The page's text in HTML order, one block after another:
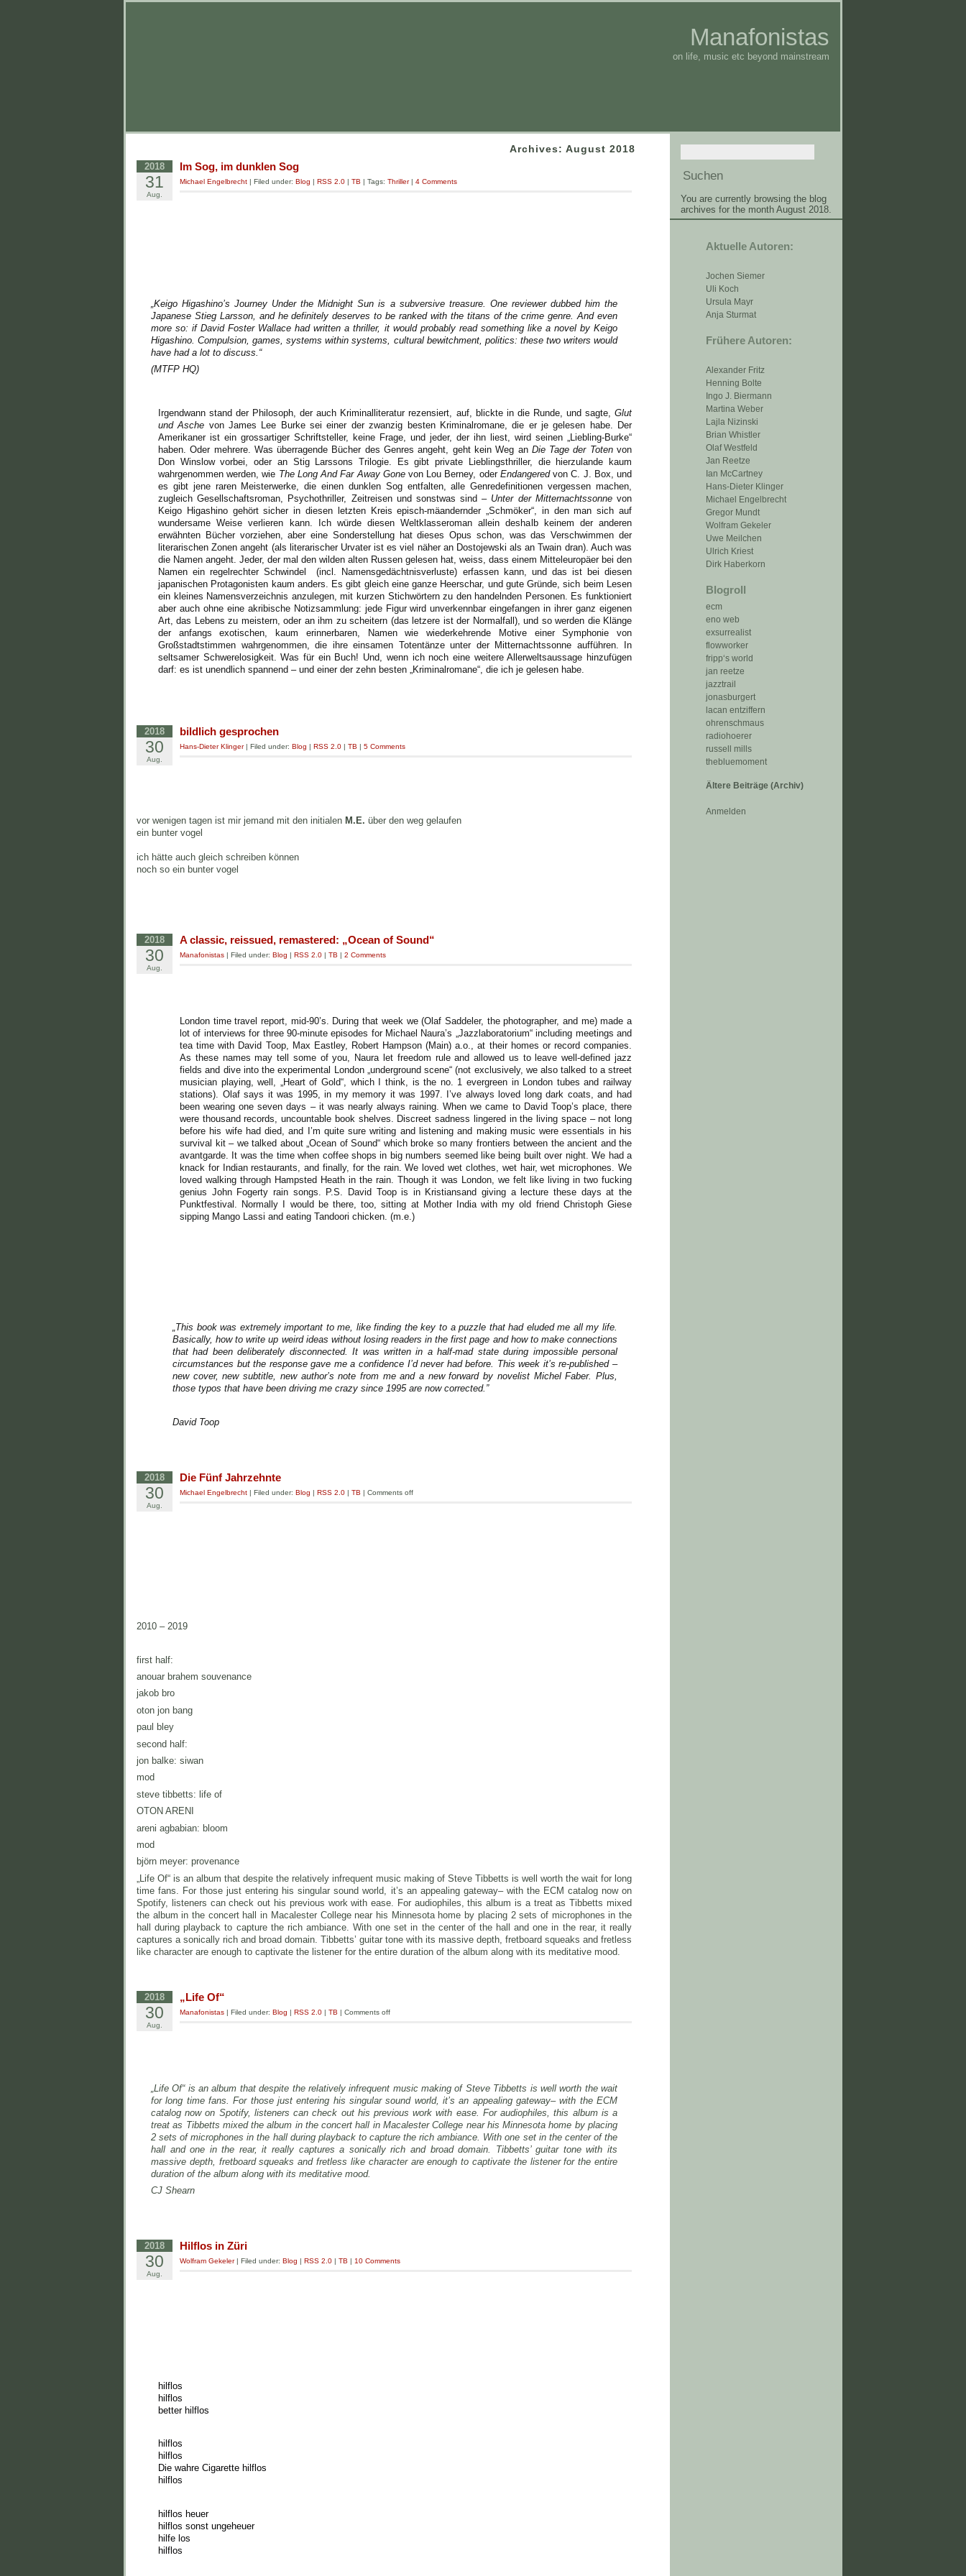
Manafonistas
on life, music etc beyond mainstream
You are currently browsing the blog
archives for the month August 2018.
Aktuelle Autoren:
Jochen Siemer
Uli Koch
Ursula Mayr
Anja Sturmat
Frühere Autoren:
Alexander Fritz
Henning Bolte
Ingo J. Biermann
Martina Weber
Lajla Nizinski
Brian Whistler
Olaf Westfeld
Jan Reetze
Ian McCartney
Hans-Dieter Klinger
Michael Engelbrecht
Gregor Mundt
Wolfram Gekeler
Uwe Meilchen
Ulrich Kriest
Dirk Haberkorn
Blogroll
ecm
eno web
exsurrealist
flowworker
fripp‘s world
jan reetze
jazztrail
jonasburgert
lacan entziffern
ohrenschmaus
radiohoerer
russell mills
thebluemoment
Ältere Beiträge (Archiv)
Anmelden
Archives: August 2018
2018
31
Aug.
Im Sog, im dunklen Sog
Michael Engelbrecht | Filed under: Blog | RSS 2.0 | TB | Tags: Thriller| 4 Comments
„Keigo Higashino’s Journey Under the Midnight Sun is a subversive treasure. One reviewer dubbed him the
Japanese Stieg Larsson, and he definitely deserves to be ranked with the titans of the crime genre. And even
more so: if David Foster Wallace had written a thriller, it would probably read something like a novel by Keigo
Higashino. Compulsion, games, systems within systems, cultural bewitchment, politics: these two writers would
have had a lot to discuss.“
(MTFP HQ)
Irgendwann stand der Philosoph, der auch Kriminalliteratur rezensiert, auf, blickte in die Runde, und sagte, Glut
und Asche von James Lee Burke sei einer der zwanzig besten Kriminalromane, die er je gelesen habe. Der
Amerikaner ist ein grossartiger Schriftsteller, keine Frage, und jeder, der ihn liest, wird seinen „Liebling-Burke“
haben. Oder mehrere. Was überragende Bücher des Genres angeht, geht kein Weg an Die Tage der Totenvon
Don Winslow vorbei, oder an Stig Larssons Trilogie. Es gibt private Lieblingsthriller, die hierzulande kaum
wahrgenommen werden, wie The Long And Far Away Gonevon Lou Berney, oder Endangeredvon C. J. Box, und
es gibt jene raren Meisterwerke, die einen dunklen Sog entfalten, alle Genredefinitionen vergessen machen,
zugleich Gesellschaftsroman, Psychothriller, Zeitreisen und sonstwas sind – Unter der Mitternachtssonnevon
Keigo Higashino gehört sicher in diesen letzten Kreis episch-mäandernder „Schmöker“, in den man sich auf
wundersame Weise verlieren kann. Ich würde diesen Weltklasseroman allein deshalb keinem der anderen
erwähnten Bücher vorziehen, aber eine Sonderstellung hat dieses Opus schon, was das Verschwimmen der
literarischen Zonen angeht (als literarischer Urvater ist es viel näher an Dostojewski als an Twain dran). Auch was
die Namen angeht. Jeder, der mal den wilden alten Russen gelesen hat, weiss, dass einem Mitteleuropäer bei den
Namen ein regelrechter Schwindel (incl. Namensgedächtnisverluste) erfassen kann, und das ist bei diesen
japanischen Protagonisten kaum anders. Es gibt gleich eine ganze Heerschar, und gute Gründe, sich beim Lesen
ein kleines Namensverzeichnis anzulegen, mit kurzen Stichwörtern zu den handelnden Personen. Es funktioniert
aber auch ohne eine akribische Notizsammlung: jede Figur wird unverkennbar eingefangen in ihrer ganz eigenen
Art, das Lebens zu meistern, oder an ihm zu scheitern (das letzere ist der Normalfall), und so werden die Klänge
der anfangs exotischen, kaum erinnerbaren, Namen wie wiederkehrende Motive einer Symphonie von
Großstadtstimmen wahrgenommen, die ihre einsamen Totentänze unter der Mitternachtssonne aufführen. In
seltsamer Schwerelosigkeit. Was für ein Buch! Und, wenn ich noch eine weitere Allerweltsaussage hinzufügen
darf: es ist unendlich spannend – und einer der zehn besten „Kriminalromane“, die ich je gelesen habe.
2018
30
Aug.
bildlich gesprochen
Hans-Dieter Klinger| Filed under: Blog | RSS 2.0 | TB | 5 Comments
vor wenigen tagen ist mir jemand mit den initialen M.E. über den weg gelaufen
ein bunter vogel
ich hätte auch gleich schreiben können
noch so ein bunter vogel
2018
30
Aug.
A classic, reissued, remastered: „Ocean of Sound“
Manafonistas | Filed under: Blog | RSS 2.0 | TB | 2 Comments
London time travel report, mid-90’s. During that week we (Olaf Saddeler, the photographer, and me) made a
lot of interviews for three 90-minute episodes for Michael Naura’s „Jazzlaboratorium“ including meetings and
tea time with David Toop, Max Eastley, Robert Hampson (Main) a.o., at their homes or record companies.
As these names may tell some of you, Naura let freedom rule and allowed us to leave well-defined jazz
fields and dive into the experimental London „underground scene“ (not exclusively, we also talked to a street
musician playing, well, „Heart of Gold“, which I think, is the no. 1 evergreen in London tubes and railway
stations). Olaf says it was 1995, in my memory it was 1997. I’ve always loved long dark coats, and had
been wearing one seven days – it was nearly always raining. When we came to David Toop’s place, there
were thousand records, uncountable book shelves. Discreet sadness lingered in the living space – not long
before his wife had died, and I’m quite sure writing and listening and making music were essentials in his
survival kit – we talked about „Ocean of Sound“ which broke so many frontiers between the ancient and the
avantgarde. It was the time when coffee shops in big numbers seemed like being built over night. We had a
knack for Indian restaurants, and finally, for the rain. We loved wet clothes, wet hair, wet microphones. We
loved walking through Hampsted Heath in the rain. Though it was London, we felt like living in two fucking
genius John Fogerty rain songs. P.S. David Toop is in Kristiansand giving a lecture these days at the
Punktfestival. Normally I would be there, too, sitting at Mother India with my old friend Christoph Giese
sipping Mango Lassi and eating Tandoori chicken. (m.e.)
„This book was extremely important to me, like finding the key to a puzzle that had eluded me all my life.
Basically, how to write up weird ideas without losing readers in the first page and how to make connections
that had been deliberately disconnected. It was written in a half-mad state during impossible personal
circumstances but the response gave me a confidence I’d never had before. This week it’s re-published –
new cover, new subtitle, new author’s note from me and a new forward by novelist Michel Faber. Plus,
those typos that have been driving me crazy since 1995 are now corrected.”
David Toop
2018
30
Aug.
Die Fünf Jahrzehnte
Michael Engelbrecht | Filed under: Blog | RSS 2.0 | TB | Comments off
2010 – 2019
first half:
anouar brahem souvenance
jakob bro
oton jon bang
paul bley
second half:
jon balke: siwan
mod
steve tibbetts: life of
OTON ARENI
areni agbabian: bloom
mod
björn meyer: provenance
„Life Of“ is an album that despite the relatively infrequent music making of Steve Tibbetts is well worth the wait for long
time fans. For those just entering his singular sound world, it’s an appealing gateway– with the ECM catalog now on
Spotify, listeners can check out his previous work with ease. For audiophiles, this album is a treat as Tibbetts mixed
the album in the concert hall in Macalester College near his Minnesota home by placing 2 sets of microphones in the
hall during playback to capture the rich ambiance. With one set in the center of the hall and one in the rear, it really
captures a sonically rich and broad domain. Tibbetts’ guitar tone with its massive depth, fretboard squeaks and fretless
like character are enough to captivate the listener for the entire duration of the album along with its meditative mood.
2018
30
Aug.
„Life Of“
Manafonistas | Filed under: Blog | RSS 2.0 | TB | Comments off
„Life Of“ is an album that despite the relatively infrequent music making of Steve Tibbetts is well worth the wait
for long time fans. For those just entering his singular sound world, it’s an appealing gateway– with the ECM
catalog now on Spotify, listeners can check out his previous work with ease. For audiophiles, this album is a
treat as Tibbetts mixed the album in the concert hall in Macalester College near his Minnesota home by placing
2 sets of microphones in the hall during playback to capture the rich ambiance. With one set in the center of the
hall and one in the rear, it really captures a sonically rich and broad domain. Tibbetts’ guitar tone with its
massive depth, fretboard squeaks and fretless like character are enough to captivate the listener for the entire
duration of the album along with its meditative mood.
CJ Shearn
2018
30
Aug.
Hilflos in Züri
Wolfram Gekeler| Filed under: Blog RSS 2.0 TB 10 Comments
hilflos
hilflos
better hilflos
hilflos
hilflos
Die wahre Cigarette hilflos
hilflos
hilflos heuer
hilflos sonst ungeheuer
hilfe los
hilflos